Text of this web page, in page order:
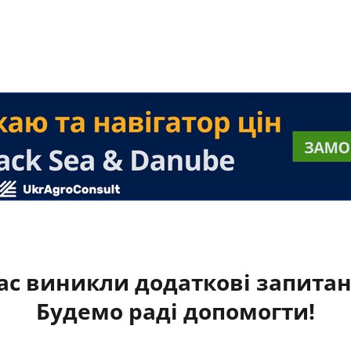
виникли додаткові
Будемо раді допомогти!